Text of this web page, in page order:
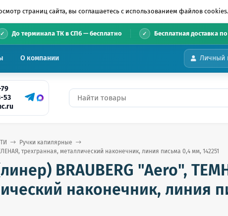
страниц сайта, вы соглашаетесь с использованием файлов cookies.
До терминала ТК в СПб — бесплатно Бесплатная доставка
Личный
О компании
53
Ручки капилярные
трехгранная, металлический наконечник, линия письма 0,4 мм, 142251
BRAUBERG "Aero",
наконечник, линия